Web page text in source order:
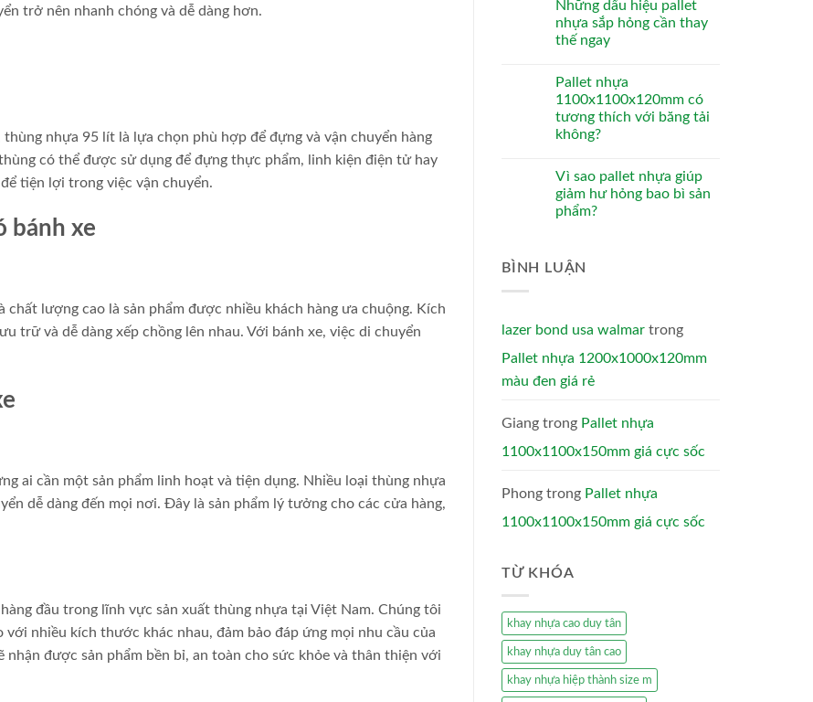
trở nên nhanh chóng và dễ dàng hơn.
nhựa 95 lít là lựa chọn phù hợp để đựng và vận chuyển hàng
có thể được sử dụng để đựng thực phẩm, linh kiện điện tử hay
tiện lợi trong việc vận chuyển.
bánh xe
lượng cao là sản phẩm được nhiều khách hàng ưa chuộng. Kích
trữ và dễ dàng xếp chồng lên nhau. Với bánh xe, việc di chuyển
ai cần một sản phẩm linh hoạt và tiện dụng. Nhiều loại thùng nhựa
dễ dàng đến mọi nơi. Đây là sản phẩm lý tưởng cho các cửa hàng,
đầu trong lĩnh vực sản xuất thùng nhựa tại Việt Nam. Chúng tôi
nhiều kích thước khác nhau, đảm bảo đáp ứng mọi nhu cầu của
nhận được sản phẩm bền bỉ, an toàn cho sức khỏe và thân thiện với
Những dấu hiệu pallet
nhựa sắp hỏng cần thay
thế ngay
Pallet nhựa
1100x1100x120mm có
tương thích với băng tải
không?
Vì sao pallet nhựa giúp
giảm hư hỏng bao bì sản
phẩm?
BÌNH LUẬN
lazer bond usa walmar trong
Pallet nhựa 1200x1000x120mm
màu đen giá rẻ
Giang trong Pallet nhựa
1100x1100x150mm giá cực sốc
Phong trong Pallet nhựa
1100x1100x150mm giá cực sốc
TỪ KHÓA
khay nhựa cao duy tân
khay nhựa duy tân cao
khay nhựa hiệp thành size m